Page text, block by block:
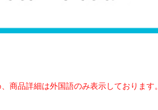
商品詳細は外国語のみ表示しております